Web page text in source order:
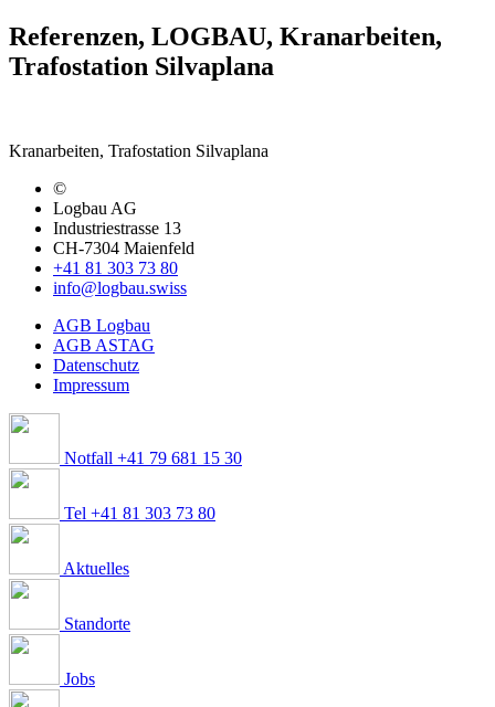
Referenzen, LOGBAU, Kranarbeiten,
Trafostation Silvaplana
Kranarbeiten, Trafostation Silvaplana
©
Logbau AG
Industriestrasse 13
CH-7304 Maienfeld
+41 81 303 73 80
info@logbau.swiss
AGB Logbau
AGB ASTAG
Datenschutz
Impressum
Notfall +41 79 681 15 30
Tel +41 81 303 73 80
Aktuelles
Standorte
Jobs